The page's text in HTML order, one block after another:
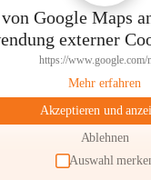
Google Maps
externer
https://www.google.com/
Mehr erfahren
Akzeptieren und
Ablehnen
Auswahl